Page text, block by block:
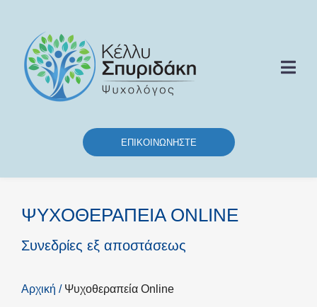
ΕΠΙΚΟΙΝΩΝΉΣΤΕ
ΨΥΧΟΘΕΡΑΠΕΙΑ ONLINE
Συνεδρίες εξ αποστάσεως
Αρχική / Ψυχοθεραπεία Online